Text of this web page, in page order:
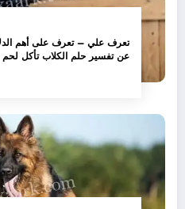
تعرف علي – تعرف على أهم
عن تفسير حلم الكلاب تأكل لحم